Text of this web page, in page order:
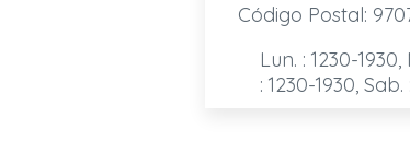
Código Postal:
Lun. : 1230-1930,
: 1230-1930, Sab.